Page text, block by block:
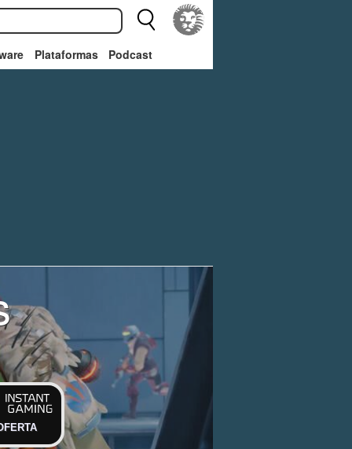
Plataformas Podcast